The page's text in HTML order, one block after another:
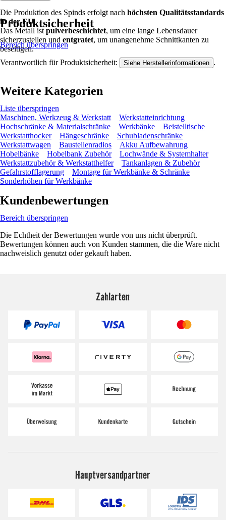
Die Produktion des Spinds erfolgt nach höchsten Qualitätsstandards
in der EU.
Das Metall ist pulverbeschichtet, um eine lange Lebensdauer
sicherzustellen und entgratet, um unangenehme Schnittkanten zu
beseitigen.
Produktsicherheit
Bereich überspringen
Verantwortlich für Produktsicherheit: Siehe Herstellerinformationen .
Weitere Kategorien
Liste überspringen
Maschinen, Werkzeug & Werkstatt
Werkstatteinrichtung
Hochschränke & Materialschränke
Werkbänke
Beistelltische
Werkstatthocker
Hängeschränke
Schubladenschränke
Werkstattwagen
Baustellenradios
Akku Aufbewahrung
Hobelbänke
Hobelbank Zubehör
Lochwände & Systemhalter
Werkstattzubehör & Werkstatthelfer
Tankanlagen & Zubehör
Gefahrstofflagerung
Montage für Werkbänke & Schränke
Sonderhöhen für Werkbänke
Kundenbewertungen
Bereich überspringen
Die Echtheit der Bewertungen wurde von uns nicht überprüft.
Bewertungen können auch von Kunden stammen, die die Ware nicht
nachweislich genutzt oder gekauft haben.
Zahlarten
Hauptversandpartner